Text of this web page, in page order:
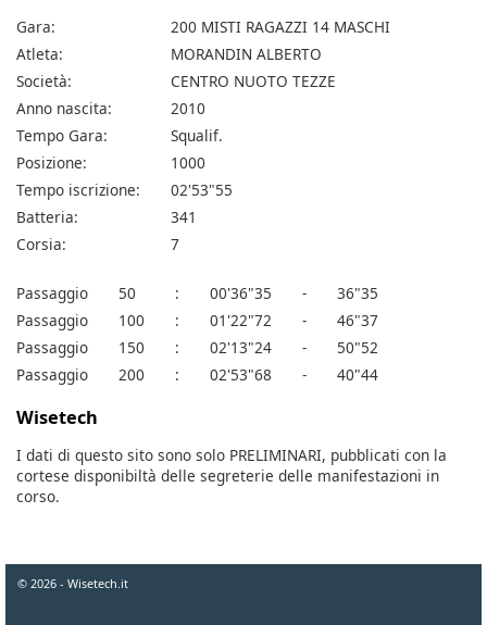
Gara:
200 MISTI RAGAZZI 14 MASCHI
Atleta:
MORANDIN ALBERTO
Società:
CENTRO NUOTO TEZZE
Anno nascita:
2010
Tempo Gara:
Squalif.
Posizione:
1000
Tempo iscrizione:
02'53"55
Batteria:
341
Corsia:
7
Passaggio 50 : 00'36"35 -
36"35
Passaggio
100 : 01'22"72 -
46"37
Passaggio
150 : 02'13"24 -
50"52
Passaggio
200 : 02'53"68 - 40"44
Wisetech
I dati di questo sito sono solo PRELIMINARI, pubblicati con la
cortese disponibiltà delle segreterie delle manifestazioni in
corso.
© 2026 - Wisetech.it